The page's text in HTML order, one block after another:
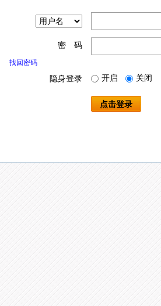
密 码
找回密码
隐身登录 开启 关闭
点击登录